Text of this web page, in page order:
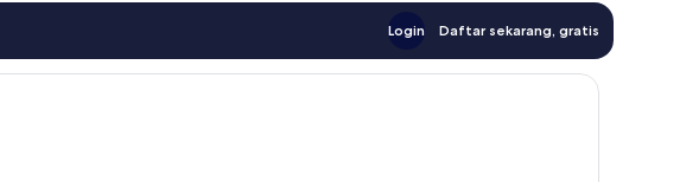
Login Daftar sekarang, gratis